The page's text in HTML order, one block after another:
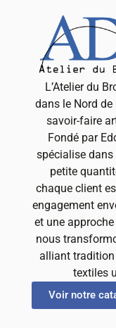
L’Atelier du
dans le Nord
savoir-faire
Fondé par
spécialise
petite
chaque client
engagement
et une
nous
alliant
textiles
Voir notre